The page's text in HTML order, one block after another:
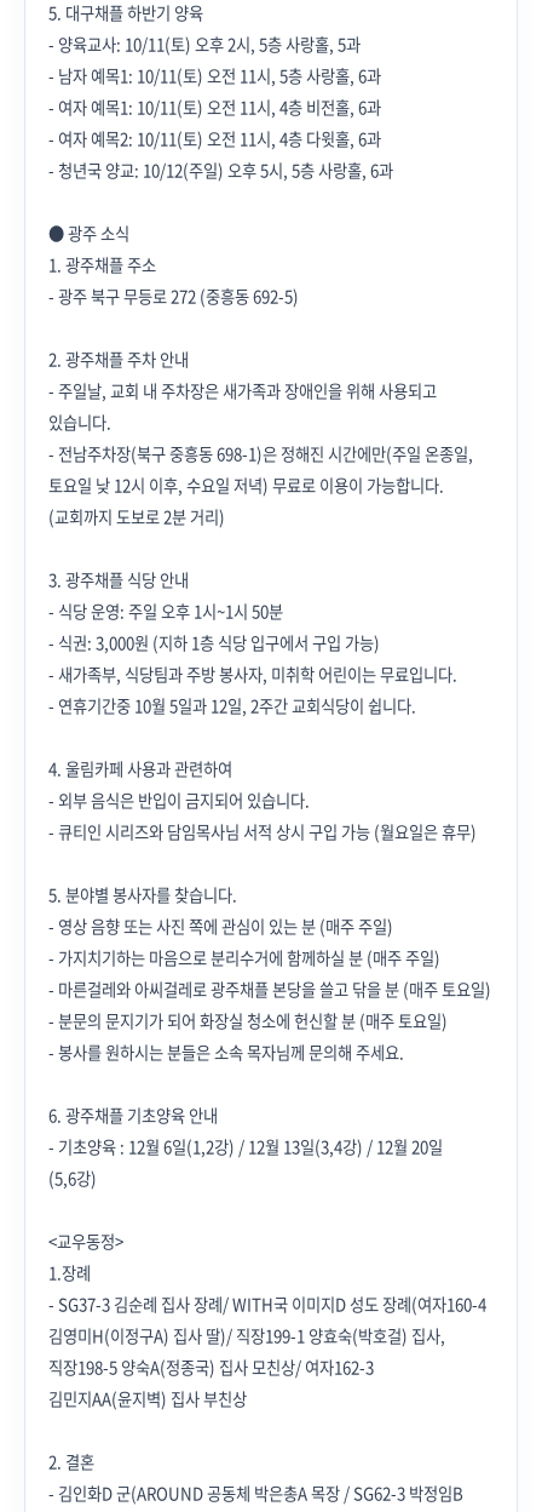
5. 대구채플 하반기 양육
- 양육교사: 10/11(토) 오후 2시, 5층 사랑홀, 5과
- 남자 예목1: 10/11(토) 오전 11시, 5층 사랑홀, 6과
- 여자 예목1: 10/11(토) 오전 11시, 4층 비전홀, 6과
- 여자 예목2: 10/11(토) 오전 11시, 4층 다윗홀, 6과
- 청년국 양교: 10/12(주일) 오후 5시, 5층 사랑홀, 6과
● 광주 소식
1. 광주채플 주소
- 광주 북구 무등로 272 (중흥동 692-5)
2. 광주채플 주차 안내
- 주일날, 교회 내 주차장은 새가족과 장애인을 위해 사용되고
있습니다.
- 전남주차장(북구 중흥동 698-1)은 정해진 시간에만(주일 온종일,
토요일 낮 12시 이후, 수요일 저녁) 무료로 이용이 가능합니다.
(교회까지 도보로 2분 거리)
3. 광주채플 식당 안내
- 식당 운영: 주일 오후 1시~1시 50분
- 식권: 3,000원 (지하 1층 식당 입구에서 구입 가능)
- 새가족부, 식당팀과 주방 봉사자, 미취학 어린이는 무료입니다.
- 연휴기간중 10월 5일과 12일, 2주간 교회식당이 쉽니다.
4. 울림카페 사용과 관련하여
- 외부 음식은 반입이 금지되어 있습니다.
- 큐티인 시리즈와 담임목사님 서적 상시 구입 가능 (월요일은 휴무)
5. 분야별 봉사자를 찾습니다.
- 영상 음향 또는 사진 쪽에 관심이 있는 분 (매주 주일)
- 가지치기하는 마음으로 분리수거에 함께하실 분 (매주 주일)
- 마른걸레와 아씨걸레로 광주채플 본당을 쓸고 닦을 분 (매주 토요일)
- 분문의 문지기가 되어 화장실 청소에 헌신할 분 (매주 토요일)
- 봉사를 원하시는 분들은 소속 목자님께 문의해 주세요.
6. 광주채플 기초양육 안내
- 기초양육 : 12월 6일(1,2강) / 12월 13일(3,4강) / 12월 20일
(5,6강)
<교우동정>
1.장례
- SG37-3 김순례 집사 장례/ WITH국 이미지D 성도 장례(여자160-4
김영미H(이정구A) 집사 딸)/ 직장199-1 양효숙(박호걸) 집사,
직장198-5 양숙A(정종국) 집사 모친상/ 여자162-3
김민지AA(윤지벽) 집사 부친상
2. 결혼
- 김인화D 군(AROUND 공동체 박은총A 목장 / SG62-3 박정임B